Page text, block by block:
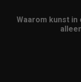
Waarom kunst